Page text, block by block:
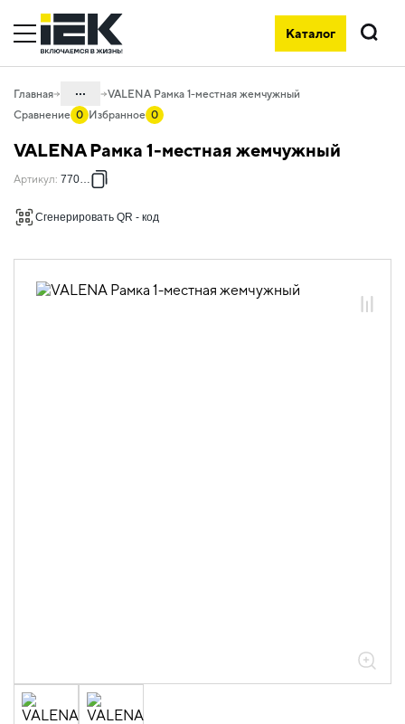
Каталог
Поиск
Главная ...
удлинители и силовые разъемы
06.01 Электроустановочные изделия
изделия скрытого монтажа VALENA
06.01.14.ХХ Продукция, выведенная из
VALENA Рамка 1-местная жемчужный
Сравнение 0 Избранное 0
VALENA Рамка 1-местная жемчужный
Артикул: 770471
Сгенерировать QR - код